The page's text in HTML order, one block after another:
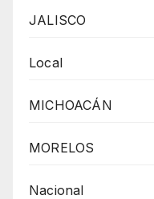
JALISCO
Local
MICHOACÁN
MORELOS
Nacional